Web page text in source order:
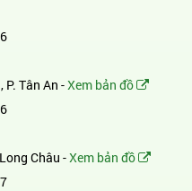
Tân An -Xem bản đồ
Châu -Xem bản đồ